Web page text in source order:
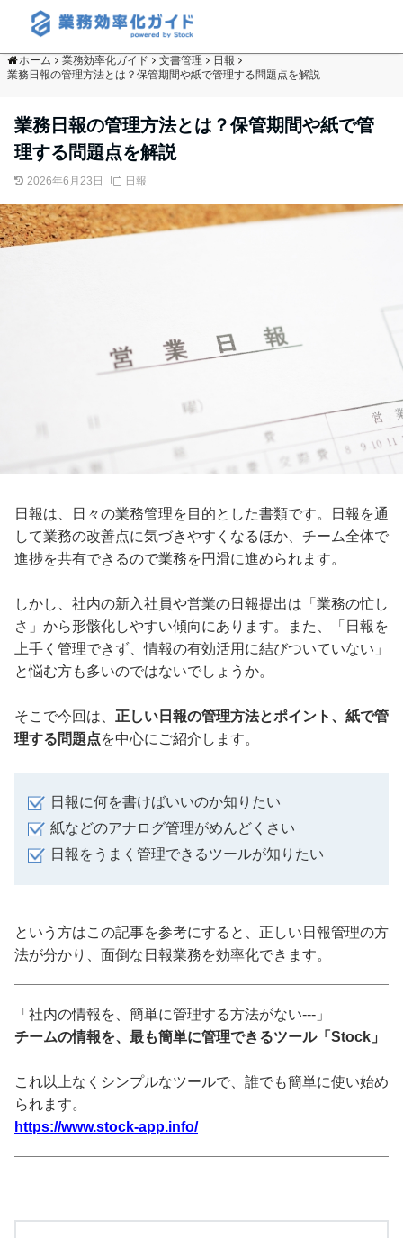
ホーム 業務効率化ガイド 文書管理
日報
業務日報の管理方法とは？保管期間や紙で管理する問題点を解説
業務日報の管理方法とは？保管期間や紙で管
理する問題点を解説
2026年6月23日 日報
日報は、日々の業務管理を目的とした書類です。日報を通
して業務の改善点に気づきやすくなるほか、チーム全体で
進捗を共有できるので業務を円滑に進められます。
しかし、社内の新入社員や営業の日報提出は「業務の忙し
さ」から形骸化しやすい傾向にあります。また、「日報を
上手く管理できず、情報の有効活用に結びついていない」
と悩む方も多いのではないでしょうか。
そこで今回は、 正しい日報の管理方法とポイント、紙で管
理する問題点を中心にご紹介します。
日報に何を書けばいいのか知りたい
紙などのアナログ管理がめんどくさい
日報をうまく管理できるツールが知りたい
という方はこの記事を参考にすると、正しい日報管理の方
法が分かり、面倒な日報業務を効率化できます。
「社内の情報を、簡単に管理する方法がない---」
チームの情報を、最も簡単に管理できるツール「Stock」
これ以上なくシンプルなツールで、誰でも簡単に使い始め
られます。
https://www.stock-app.info/